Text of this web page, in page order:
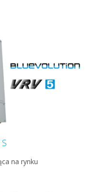
na rynku